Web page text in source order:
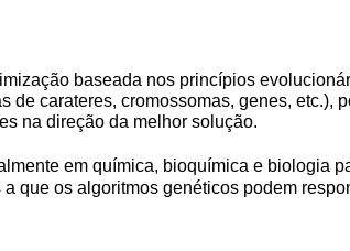
baseada nos princípios
de carateres, cromossomas, genes,
na direção da melhor solução.
em química, bioquímica e biologia
que os algoritmos genéticos podem